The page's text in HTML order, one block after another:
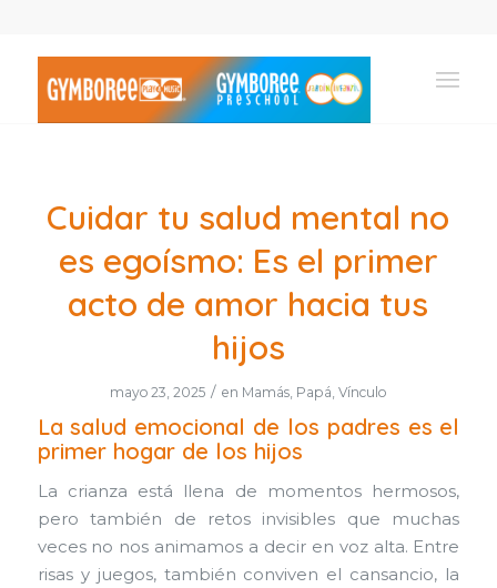
Cuidar tu salud mental no
es egoísmo: Es el primer
acto de amor hacia tus
hijos
mayo 23, 2025 / en Mamás, Papá,Vínculo
La salud emocional de los padres es el
primer hogar de los hijos
La crianza está llena de momentos hermosos,
pero también de retos invisibles que muchas
veces no nos animamos a decir en voz alta. Entre
risas y juegos, también conviven el cansancio, la